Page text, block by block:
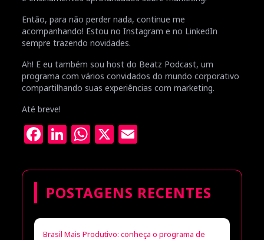
Então, para não perder nada, continue me
acompanhando! Estou no Instagram e no LinkedIn
sempre trazendo novidades.
Ah! E eu também sou host do Beatz Podcast, um
programa com vários convidados do mundo corporativo
compartilhando suas experiências com marketing.
Até breve!
Facebook
LinkedIn
WhatsApp
X
POSTAGENS RECENTES
Brasil Mais Produtivo: conheça o programa de